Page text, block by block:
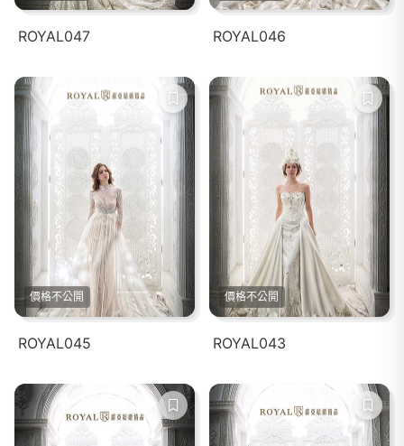
ROYAL047 ROYAL046
價格不公開
ROYAL045
價格不公開
ROYAL043